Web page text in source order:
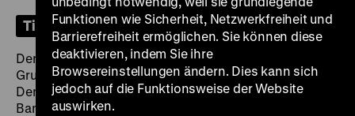
Tickets
Der vielleicht letzte Film, den man zur Neuen Münchner
Gruppe-Zeit zählen kann, ist auch einer der schönsten.
Denn dass sich der nie seine Coolness verlierende
Bankräuber am Ende auf den Vorschlag seiner
Funktionen wie Sicherheit, Netzwerkfreiheit und
Barrierefreiheit ermöglichen. Sie können diese
deaktivieren, indem Sie ihre
Browsereinstellungen ändern. Dies kann sich
jedoch auf die Funktionsweise der Website
auswirken.